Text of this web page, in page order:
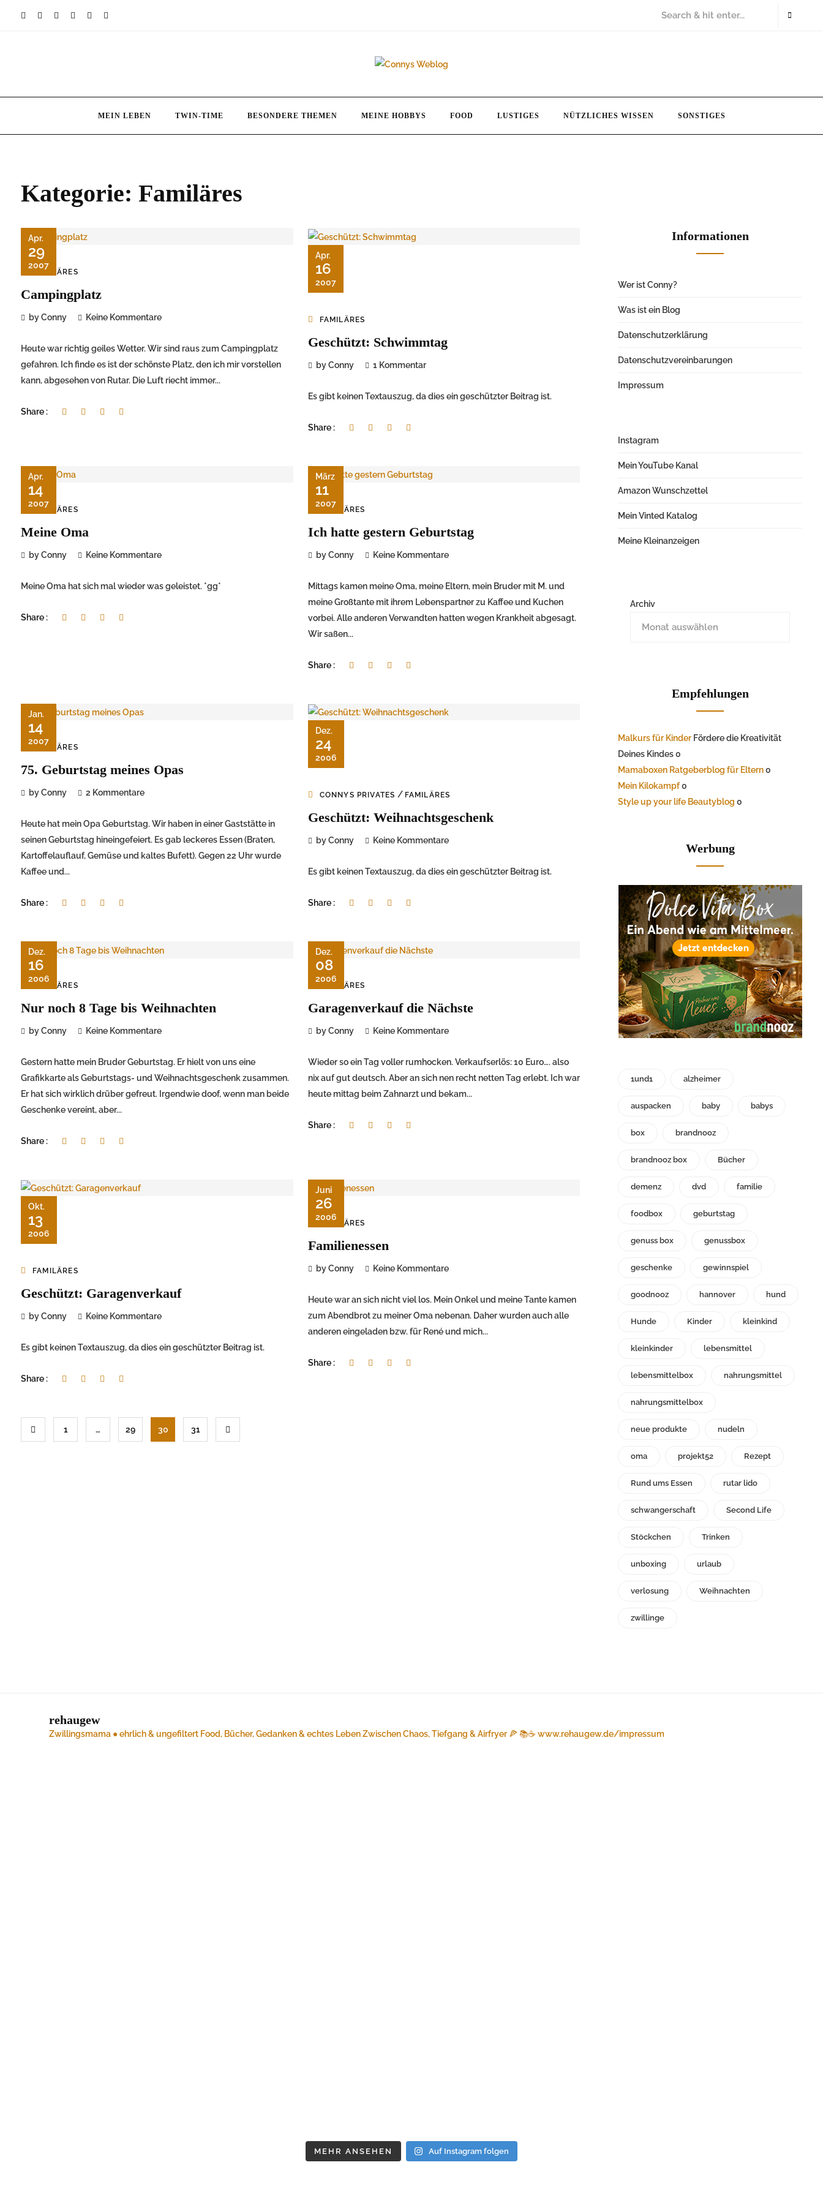
MEIN LEBEN TWIN-TIME BESONDERE THEMEN MEINE HOBBYS FOOD LUSTIGES NÜTZLICHES WISSEN SONSTIGES
Kategorie: Familäres
Apr.
29
2007
FAMILÄRES
Campingplatz
by Conny Keine Kommentare
Heute war richtig geiles Wetter. Wir sind raus zum Campingplatz
gefahren. Ich finde es ist der schönste Platz, den ich mir vorstellen
kann, abgesehen von Rutar. Die Luft riecht immer...
Share :
Apr.
16
2007
FAMILÄRES
Geschützt: Schwimmtag
by Conny 1 Kommentar
Es gibt keinen Textauszug, da dies ein geschützter Beitrag ist.
Share :
Apr.
14
2007
FAMILÄRES
Meine Oma
by Conny Keine Kommentare
Meine Oma hat sich mal wieder was geleistet. *gg*
Share :
März
11
2007
FAMILÄRES
Ich hatte gestern Geburtstag
by Conny Keine Kommentare
Mittags kamen meine Oma, meine Eltern, mein Bruder mit M. und
meine Großtante mit ihrem Lebenspartner zu Kaffee und Kuchen
vorbei. Alle anderen Verwandten hatten wegen Krankheit abgesagt.
Wir saßen...
Share :
Jan.
14
2007
FAMILÄRES
75. Geburtstag meines Opas
by Conny 2 Kommentare
Heute hat mein Opa Geburtstag. Wir haben in einer Gaststätte in
seinen Geburtstag hineingefeiert. Es gab leckeres Essen (Braten,
Kartoffelauflauf, Gemüse und kaltes Bufett). Gegen 22 Uhr wurde
Kaffee und...
Share :
Dez.
24
2006
CONNYS PRIVATES / FAMILÄRES
Geschützt: Weihnachtsgeschenk
by Conny Keine Kommentare
Es gibt keinen Textauszug, da dies ein geschützter Beitrag ist.
Share :
Dez.
16
2006
FAMILÄRES
Nur noch 8 Tage bis Weihnachten
by Conny Keine Kommentare
Gestern hatte mein Bruder Geburtstag. Er hielt von uns eine
Grafikkarte als Geburtstags- und Weihnachtsgeschenk zusammen.
Er hat sich wirklich drüber gefreut. Irgendwie doof, wenn man beide
Geschenke vereint, aber...
Share :
Dez.
08
2006
FAMILÄRES
Garagenverkauf die Nächste
by Conny Keine Kommentare
Wieder so ein Tag voller rumhocken. Verkaufserlös: 10 Euro…. also
nix auf gut deutsch. Aber an sich nen recht netten Tag erlebt. Ich war
heute mittag beim Zahnarzt und bekam...
Share :
Okt.
13
2006
FAMILÄRES
Geschützt: Garagenverkauf
by Conny Keine Kommentare
Es gibt keinen Textauszug, da dies ein geschützter Beitrag ist.
Share :
Juni
26
2006
FAMILÄRES
Familienessen
by Conny Keine Kommentare
Heute war an sich nicht viel los. Mein Onkel und meine Tante kamen
zum Abendbrot zu meiner Oma nebenan. Daher wurden auch alle
anderen eingeladen bzw. für René und mich...
Share :
1 … 29 30 31
Informationen
Wer ist Conny?
Was ist ein Blog
Datenschutzerklärung
Datenschutzvereinbarungen
Impressum
Instagram
Mein YouTube Kanal
Amazon Wunschzettel
Mein Vinted Katalog
Meine Kleinanzeigen
Archiv
Empfehlungen
Malkurs für Kinder Fördere die Kreativität
Deines Kindes 0
Mamaboxen Ratgeberblog für Eltern0
Mein Kilokampf0
Style up your life Beautyblog 0
Werbung
1und1 alzheimer
auspacken baby babys
box brandnooz
brandnooz box Bücher
demenz dvd familie
foodbox geburtstag
genuss box genussbox
geschenke gewinnspiel
goodnooz hannover hund
Hunde Kinder kleinkind
kleinkinder lebensmittel
lebensmittelbox nahrungsmittel
nahrungsmittelbox
neue produkte nudeln
oma projekt52 Rezept
Rund ums Essen rutar lido
schwangerschaft Second Life
Stöckchen Trinken
unboxing urlaub
verlosung Weihnachten
zwillinge
rehaugew
Zwillingsmama ● ehrlich & ungefiltert Food, Bücher, Gedanken & echtes LebenZwischen Chaos, Tiefgang & Airfryer 🍕 📚☕️ www.rehaugew.de/impressum
MEHR ANSEHEN Auf Instagram folgen